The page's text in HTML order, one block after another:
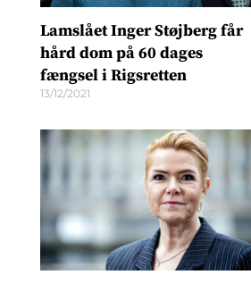
Lamslået Inger Støjberg får
hård dom på 60 dages
fængsel i Rigsretten
13/12/2021